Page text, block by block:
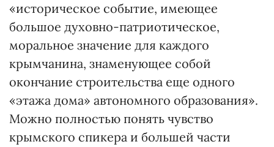
«историческое событие, имеющее
большое духовно-патриотическое,
моральное значение для каждого
крымчанина, знаменующее собой
окончание строительства еще одного
«этажа дома» автономного образования».
Можно полностью понять чувство
крымского спикера и большей части